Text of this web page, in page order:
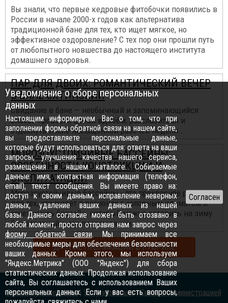
Вы знали, что первые кедровые фитобочки появились в
России в начале 2000-х годов как альтернатива
традиционной бане для тех, кто ищет мягкое, но
эффективное оздоровление? С тех пор они прошли путь
от любопытного новшества до настоящего института
домашнего здоровья.
ПАР ДЛЯ ДВОИХ: РОМАНТИЧЕСКИЙ ВЕЧЕР
В БАНЕ ОХТИНСКИЙ
Свидание в бане — необычный и запоминающийся
способ провести время вдвоём, расслабиться и
отдохнуть после насыщенной рабочей недели...
МОРОЗОУСТОЙЧИВЫЕ БАССЕЙНЫ:
ОСОБЕННОСТИ КОНСТРУКЦИИ И
ЭКСПЛУАТАЦИИ
Морозоустойчивые бассейны - это прекрасное решение
для тех, кто живет в регионах с холодным климатом и
хочет иметь бассейн, который можно оставить на зиму
без опасений о его повреждении.
ДРУГИЕ ПУБЛИКАЦИИ В РУБРИКЕ
Правила размещения| Услуги портала|Связь с администрацией
Уведомление о сборе персональных
данных
Настоящим информируем Вас о том, что при
заполнении формы обратной связи на нашем сайте,
вы предоставляете персональные данные,
которые будут использоваться для: ответа на ваши
запросы, улучшения качества нашего сервиса,
размещения в нашем каталоге. Собираемые
данные: имя, контактная информация (телефон,
email), текст сообщения. Вы имеете право на:
доступ к своим данным, исправление неверных
данных, удаление ваших данных из нашей
базы. Данное согласие может быть отозвано в
любой момент, просто отправив нам запрос через
форму обратной связи. Мы принимаем все
необходимые меры для обеспечения безопасности
ваших данных. Кроме этого, мы используем
"Яндекс.Метрика" (ООО "Яндекс") для сбора
статистических данных. Продолжая использование
сайта, Вы соглашаетесь с использованием Ваших
персональных данных. Если у вас есть вопросы,